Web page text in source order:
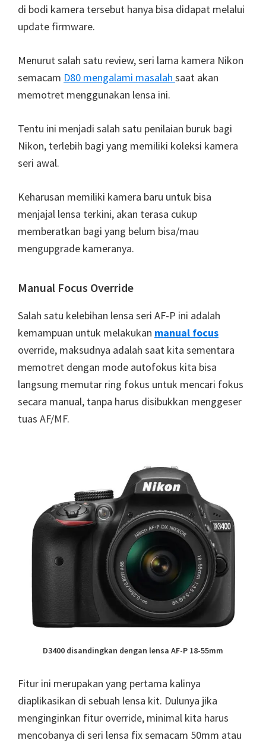
di bodi kamera tersebut hanya bisa didapat melalui
update firmware.
Menurut salah satu review, seri lama kamera Nikon
semacam D80 mengalami masalah saat akan
memotret menggunakan lensa ini.
Tentu ini menjadi salah satu penilaian buruk bagi
Nikon, terlebih bagi yang memiliki koleksi kamera
seri awal.
Keharusan memiliki kamera baru untuk bisa
menjajal lensa terkini, akan terasa cukup
memberatkan bagi yang belum bisa/mau
mengupgrade kameranya.
Manual Focus Override
Salah satu kelebihan lensa seri AF-P ini adalah
kemampuan untuk melakukan manual focus
override, maksudnya adalah saat kita sementara
memotret dengan mode autofokus kita bisa
langsung memutar ring fokus untuk mencari fokus
secara manual, tanpa harus disibukkan menggeser
tuas AF/MF.
D3400 disandingkan dengan lensa AF-P 18-55mm
Fitur ini merupakan yang pertama kalinya
diaplikasikan di sebuah lensa kit. Dulunya jika
menginginkan fitur override, minimal kita harus
mencobanya di seri lensa fix semacam 50mm atau